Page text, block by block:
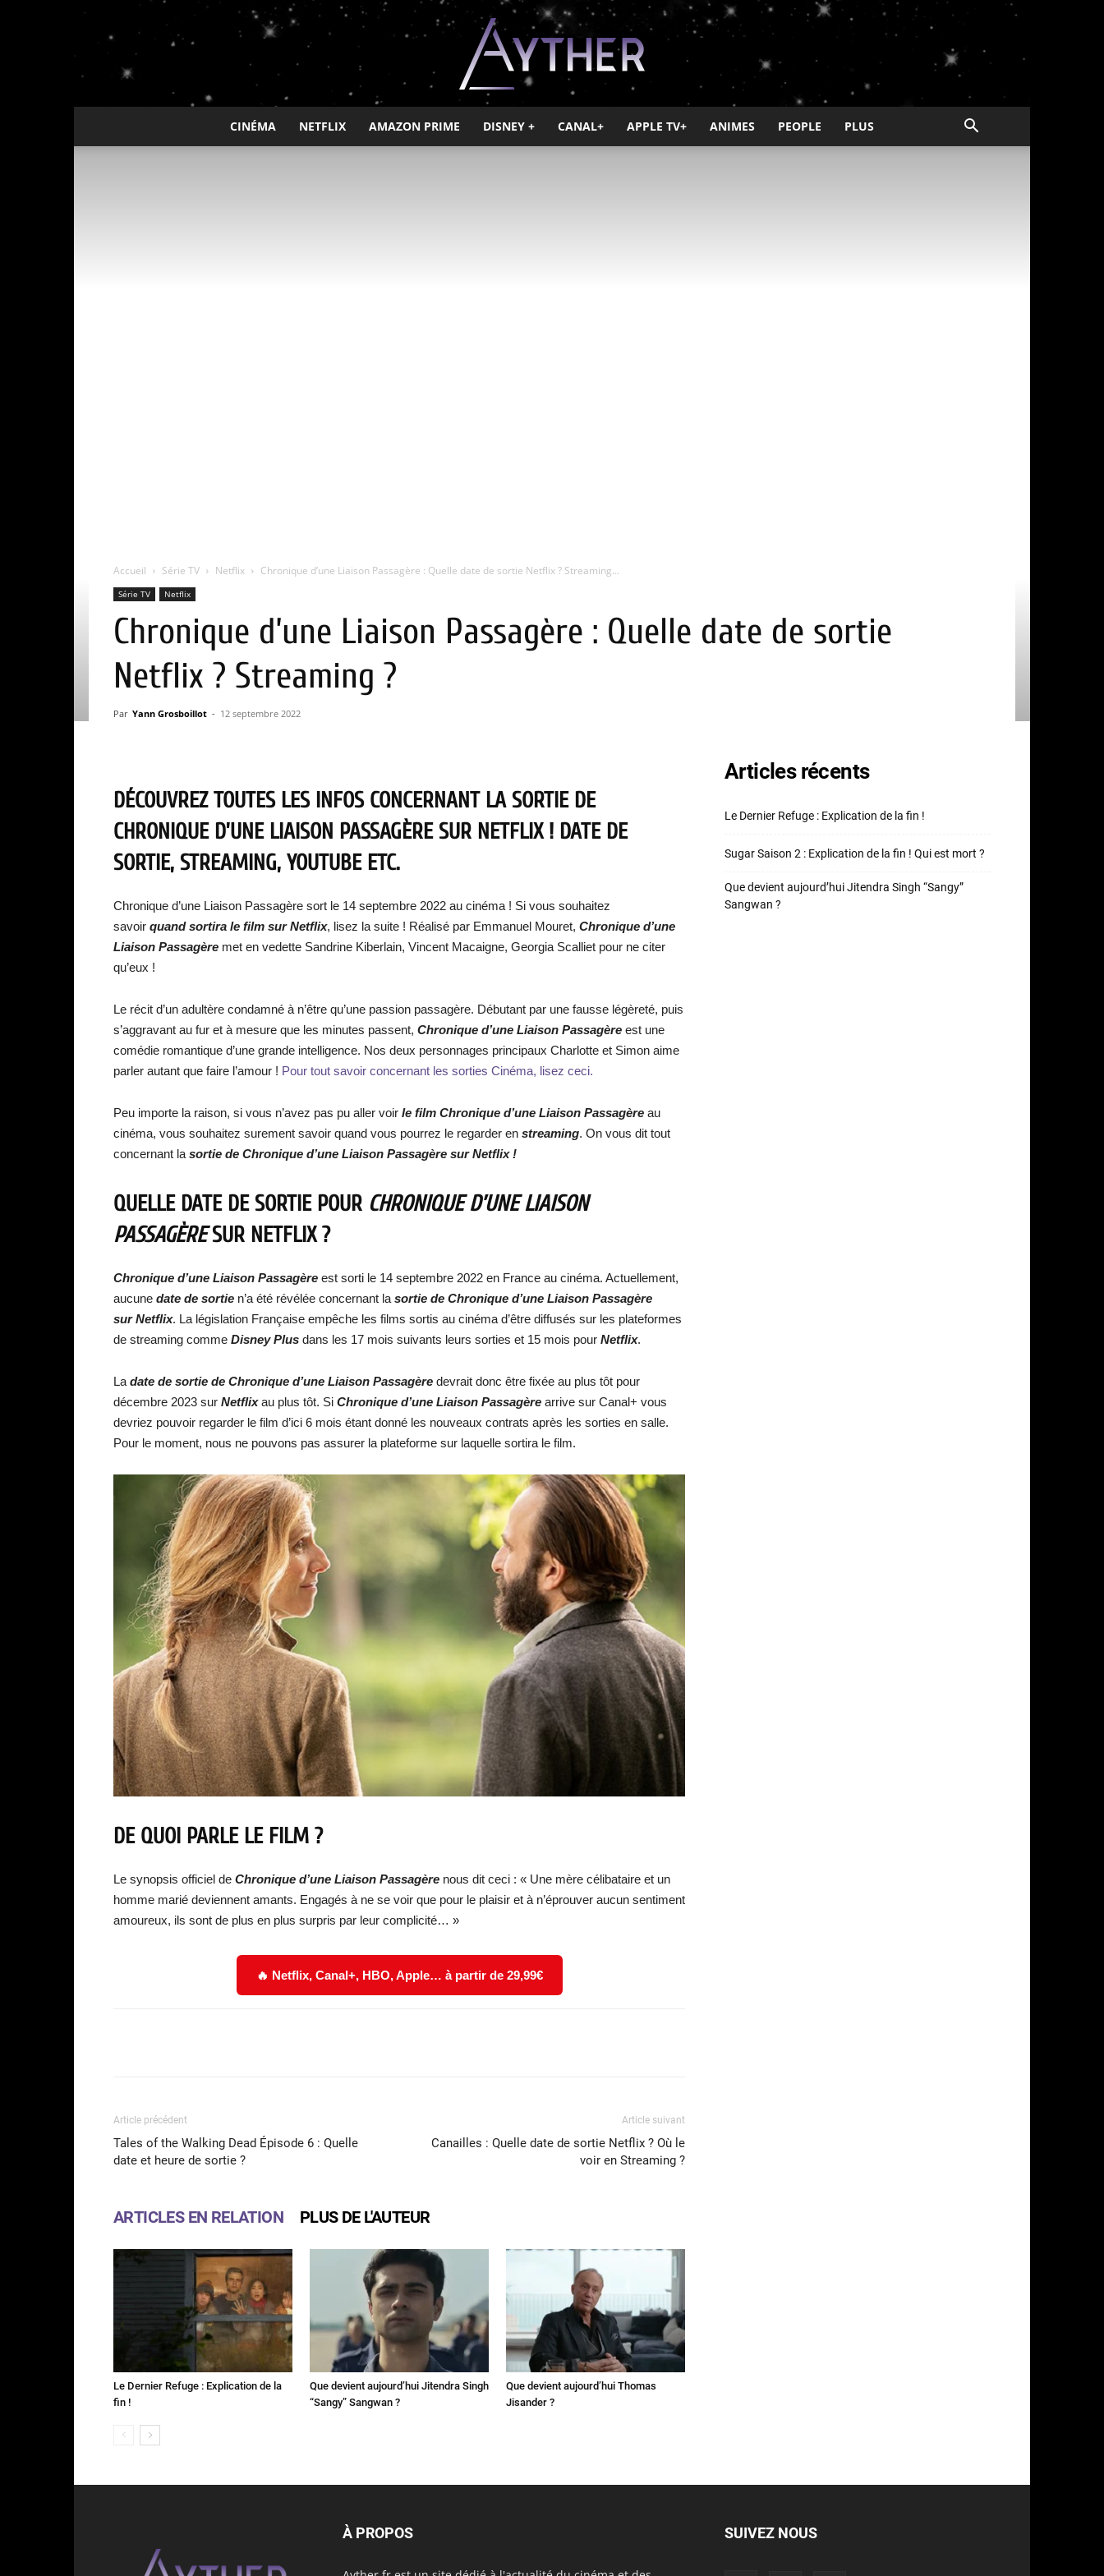
Ayther
CINÉMA NETFLIX AMAZON PRIME DISNEY + CANAL+ APPLE TV+ ANIMES PEOPLE PLUS
Accueil Série TV Netflix Chronique d’une Liaison Passagère : Quelle date de sortie Netflix ? Streaming...
Série TV Netflix
Chronique d’une Liaison Passagère : Quelle date de sortie
Netflix ? Streaming ?
Par Yann Grosboillot - 12 septembre 2022
DÉCOUVREZ TOUTES LES INFOS CONCERNANT LA SORTIE DE
CHRONIQUE D’UNE LIAISON PASSAGÈRE SUR NETFLIX ! DATE DE
SORTIE, STREAMING, YOUTUBE ETC.
Chronique d’une Liaison Passagère sort le 14 septembre 2022 au cinéma ! Si vous souhaitez
savoir quand sortira le film sur Netflix, lisez la suite ! Réalisé par Emmanuel Mouret, Chronique d’une
Liaison Passagère met en vedette Sandrine Kiberlain, Vincent Macaigne, Georgia Scalliet pour ne citer
qu’eux !
Le récit d’un adultère condamné à n’être qu’une passion passagère. Débutant par une fausse légèreté, puis
s’aggravant au fur et à mesure que les minutes passent, Chronique d’une Liaison Passagère est une
comédie romantique d’une grande intelligence. Nos deux personnages principaux Charlotte et Simon aime
parler autant que faire l’amour ! Pour tout savoir concernant les sorties Cinéma, lisez ceci.
Peu importe la raison, si vous n’avez pas pu aller voir le film Chronique d’une Liaison Passagère au
cinéma, vous souhaitez surement savoir quand vous pourrez le regarder en streaming. On vous dit tout
concernant la sortie de Chronique d’une Liaison Passagère sur Netflix !
QUELLE DATE DE SORTIE POUR CHRONIQUE D’UNE LIAISON
PASSAGÈRE SUR NETFLIX ?
Chronique d’une Liaison Passagère est sorti le 14 septembre 2022 en France au cinéma. Actuellement,
aucune date de sortie n’a été révélée concernant la sortie de Chronique d’une Liaison Passagère
sur Netflix. La législation Française empêche les films sortis au cinéma d’être diffusés sur les plateformes
de streaming comme Disney Plus dans les 17 mois suivants leurs sorties et 15 mois pour Netflix.
La date de sortie de Chronique d’une Liaison Passagère devrait donc être fixée au plus tôt pour
décembre 2023 sur Netflixau plus tôt. Si Chronique d’une Liaison Passagère arrive sur Canal+ vous
devriez pouvoir regarder le film d’ici 6 mois étant donné les nouveaux contrats après les sorties en salle.
Pour le moment, nous ne pouvons pas assurer la plateforme sur laquelle sortira le film.
DE QUOI PARLE LE FILM ?
Le synopsis officiel de Chronique d’une Liaison Passagère nous dit ceci : « Une mère célibataire et un
homme marié deviennent amants. Engagés à ne se voir que pour le plaisir et à n’éprouver aucun sentiment
amoureux, ils sont de plus en plus surpris par leur complicité… »
🔥 Netflix, Canal+, HBO, Apple… à partir de 29,99€
Article précédent
Tales of the Walking Dead Épisode 6 : Quelle
date et heure de sortie ?
Article suivant
Canailles : Quelle date de sortie Netflix ? Où le
voir en Streaming ?
ARTICLES EN RELATION PLUS DE L'AUTEUR
Le Dernier Refuge : Explication de la
fin !
Que devient aujourd’hui Jitendra Singh
“Sangy” Sangwan ?
Que devient aujourd’hui Thomas
Jisander ?
Articles récents
Le Dernier Refuge : Explication de la fin !
Sugar Saison 2 : Explication de la fin ! Qui est mort ?
Que devient aujourd’hui Jitendra Singh “Sangy”
Sangwan ?
À PROPOS SUIVEZ NOUS